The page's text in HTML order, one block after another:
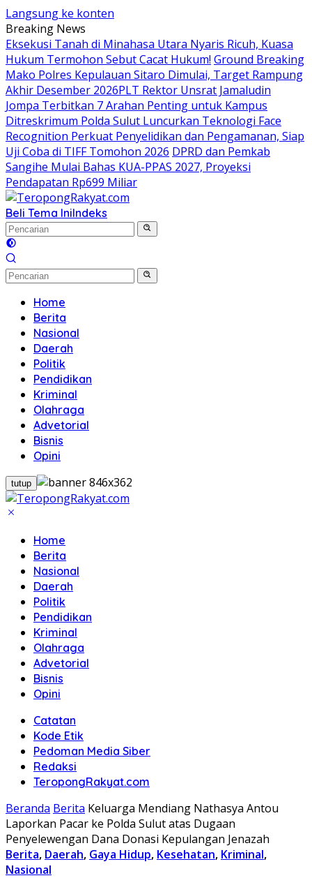
Langsung ke konten
Breaking News
Eksekusi Tanah di Minahasa Utara Nyaris Ricuh, Kuasa
Hukum Termohon Sebut Cacat Hukum! Ground Breaking
Mako Polres Kepulauan Sitaro Dimulai, Target Rampung
Akhir Desember 2026​PLT Rektor Unsrat Jamaludin
Jompa Terbitkan 7 Arahan Penting untuk Kampus
Ditreskrimum Polda Sulut Luncurkan Teknologi Face
Recognition Perkuat Penyelidikan dan Pengamanan, Siap
Uji Coba di TIFF Tomohon 2026 DPRD dan Pemkab
Sangihe Mulai Bahas KUA-PPAS 2027, Proyeksi
Pendapatan Rp699 Miliar
Beli Tema IniIndeks
Home
Berita
Nasional
Daerah
Politik
Pendidikan
Kriminal
Olahraga
Advetorial
Bisnis
Opini
tutup
Home
Berita
Nasional
Daerah
Politik
Pendidikan
Kriminal
Olahraga
Advetorial
Bisnis
Opini
Catatan
Kode Etik
Pedoman Media Siber
Redaksi
TeropongRakyat.com
Beranda Berita Keluarga Mendiang Nathasya Antou
Laporkan Pacar ke Polda Sulut atas Dugaan
Penyelewengan Dana Donasi Kepulangan Jenazah
Berita, Daerah, Gaya Hidup, Kesehatan, Kriminal,
Nasional